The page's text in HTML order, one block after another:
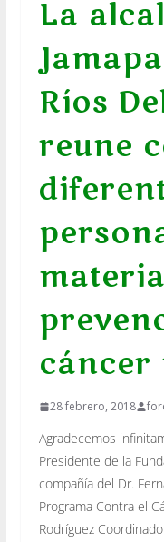
La
Ríos
reune
28 febrero, 2018
Agradecemos
Presidente de la
compañía del Dr.
Programa Contra el
Rodríguez